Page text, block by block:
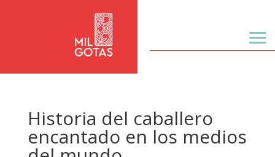
Historia del caballero
encantado en los medios